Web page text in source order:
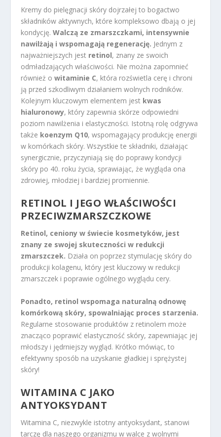
Kremy do pielęgnacji skóry dojrzałej to bogactwo
składników aktywnych, które kompleksowo dbają o jej
kondycję.Walczą ze zmarszczkami, intensywnie
nawilżają i wspomagają regenerację. Jednym z
najważniejszych jest retinol, znany ze swoich
odmładzających właściwości. Nie można zapomnieć
również owitaminie C, która rozświetla cerę i chroni
ją przed szkodliwym działaniem wolnych rodników.
Kolejnym kluczowym elementem jest kwas
hialuronowy, który zapewnia skórze odpowiedni
poziom nawilżenia i elastyczności. Istotną rolę odgrywa
także koenzym Q10, wspomagający produkcję energii
w komórkach skóry. Wszystkie te składniki, działając
synergicznie, przyczyniają się do poprawy kondycji
skóry po 40. roku życia, sprawiając, że wygląda ona
zdrowiej, młodziej i bardziej promiennie.
RETINOL I JEGO WŁAŚCIWOŚCI
PRZECIWZMARSZCZKOWE
Retinol, ceniony w świecie kosmetyków, jest
znany ze swojej skuteczności w redukcji
zmarszczek. Działa on poprzez stymulację skóry do
produkcji kolagenu, który jest kluczowy w redukcji
zmarszczek i poprawie ogólnego wyglądu cery.
Ponadto, retinol wspomaga naturalną odnowę
komórkową skóry, spowalniając proces starzenia.
Regularne stosowanie produktów z retinolem może
znacząco poprawić elastyczność skóry, zapewniając jej
młodszy i jędrniejszy wygląd. Krótko mówiąc, to
efektywny sposób na uzyskanie gładkiej i sprężystej
skóry!
WITAMINA C JAKO
ANTYOKSYDANT
Witamina C, niezwykle istotny antyoksydant, stanowi
tarczę dla naszego organizmu w walce z wolnymi